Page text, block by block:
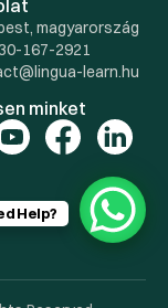
magyarország
167-2921
learn.hu
minket
Help?